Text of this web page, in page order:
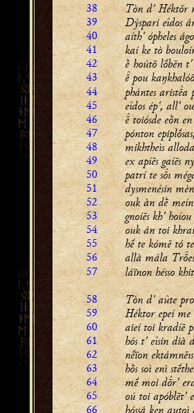
38 Tòn d' Héktōr
39 Dýspari eîdos
40 aíth' ópheles
41 kaí ke tò
42 ḕ hoútō lṓbēn
43  pou
44 phántes
45 eîdos ép', all'
46  toiósde eṑn
47 pónton
48 mikhtheìs
49 ex apíēs gaíēs
50 patrí te sı
51 dysmenésin
52 ouk àn dḕ
53 gnoíēs kh'
54 ouk án toi
55 hḗ te kómē tó
56 allà málaTres
57 láïnon hésso
58 Tòn d' aûte
59 Héktor epeí me
60 aieí toi kradíē
61 hós t' eîsin dià
62 nḗïon
63 hṑs soì enì
64 mḗ moi dr'
65 oú toi apóblēt'
66 hóssá ken